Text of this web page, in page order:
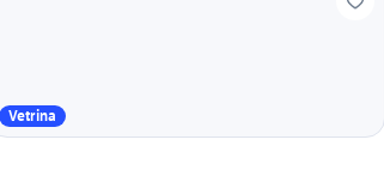
Vetrina